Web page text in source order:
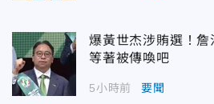
爆黃世杰涉賄選！詹
等著被傳喚吧
5小時前 要聞